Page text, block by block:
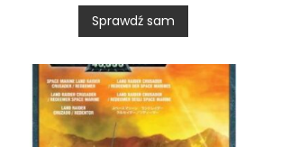
0
o
u
t
5
Sprawdź sam